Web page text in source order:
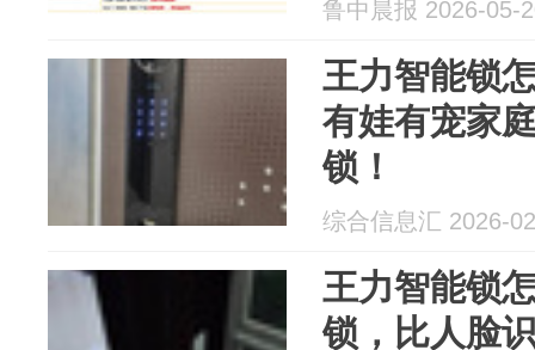
鲁中晨报 2026-05-
王力智能锁
有娃有宠家
锁！
综合信息汇 2026-
王力智能锁
锁，比人脸